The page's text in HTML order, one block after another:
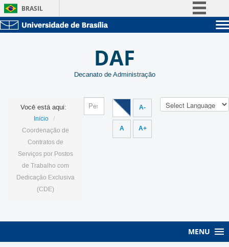
BRASIL
Acesso à informação
Canais
Servidor
DAF
Decanato de Administração
Você está aqui:
Início /
Coordenação de
Contratos de
Serviços por Postos
de Trabalho com
Dedicação Exclusiva
(CDE)
A-
A A+
MENU